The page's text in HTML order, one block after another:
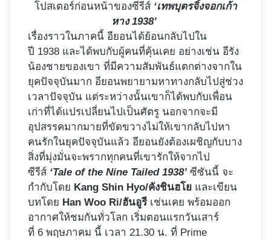
โปสเตอร์ก่อนหน้าของซีรีส์ ‘เทพบุตรจิ้งจอกเก้า
หาง 1938’
เรื่องราวในภาคนี้ อียอนได้ย้อนกลับไปใน
ปี 1938 และได้พบกับผู้คนที่คุ้นเคย อย่างเช่น อีรัง
น้องชายของเขา ที่มีความสัมพันธ์แตกต่างจากใน
ยุคปัจจุบันมาก อียอนพยายามหาทางกลับไปสู่ช่วง
เวลาปัจจุบัน แต่ระหว่างนั้นเขาก็ได้พบกับเพื่อน
เก่าที่ได้แปรเปลี่ยนไปเป็นศัตรู นอกจากจะมี
อุปสรรคมากมายที่ขัดขวางไม่ให้เขากลับไปหา
คนรักในยุคปัจจุบันแล้ว อียอนยังต้องเผชิญกับบาง
สิ่งที่มุ่งมั่นจะพรากทุกคนที่เขารักให้จากไป
ซีรีส์ ‘Tale of the Nine Tailed 1938’ ซีซันนี้ จะ
กำกับโดย Kang Shin Hyo/คังชินฮโย และเขียน
บทโดย Han Woo Ri/ฮันอูรีเช่นเคย พร้อมออก
อากาศให้ชมกันทั่วโลก เริ่มตอนแรกวันเสาร์
ที่ 6 พฤษภาคม นี้ เวลา 21.30 น. ที่ Prime